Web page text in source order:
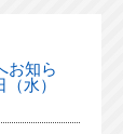
お知ら
水）